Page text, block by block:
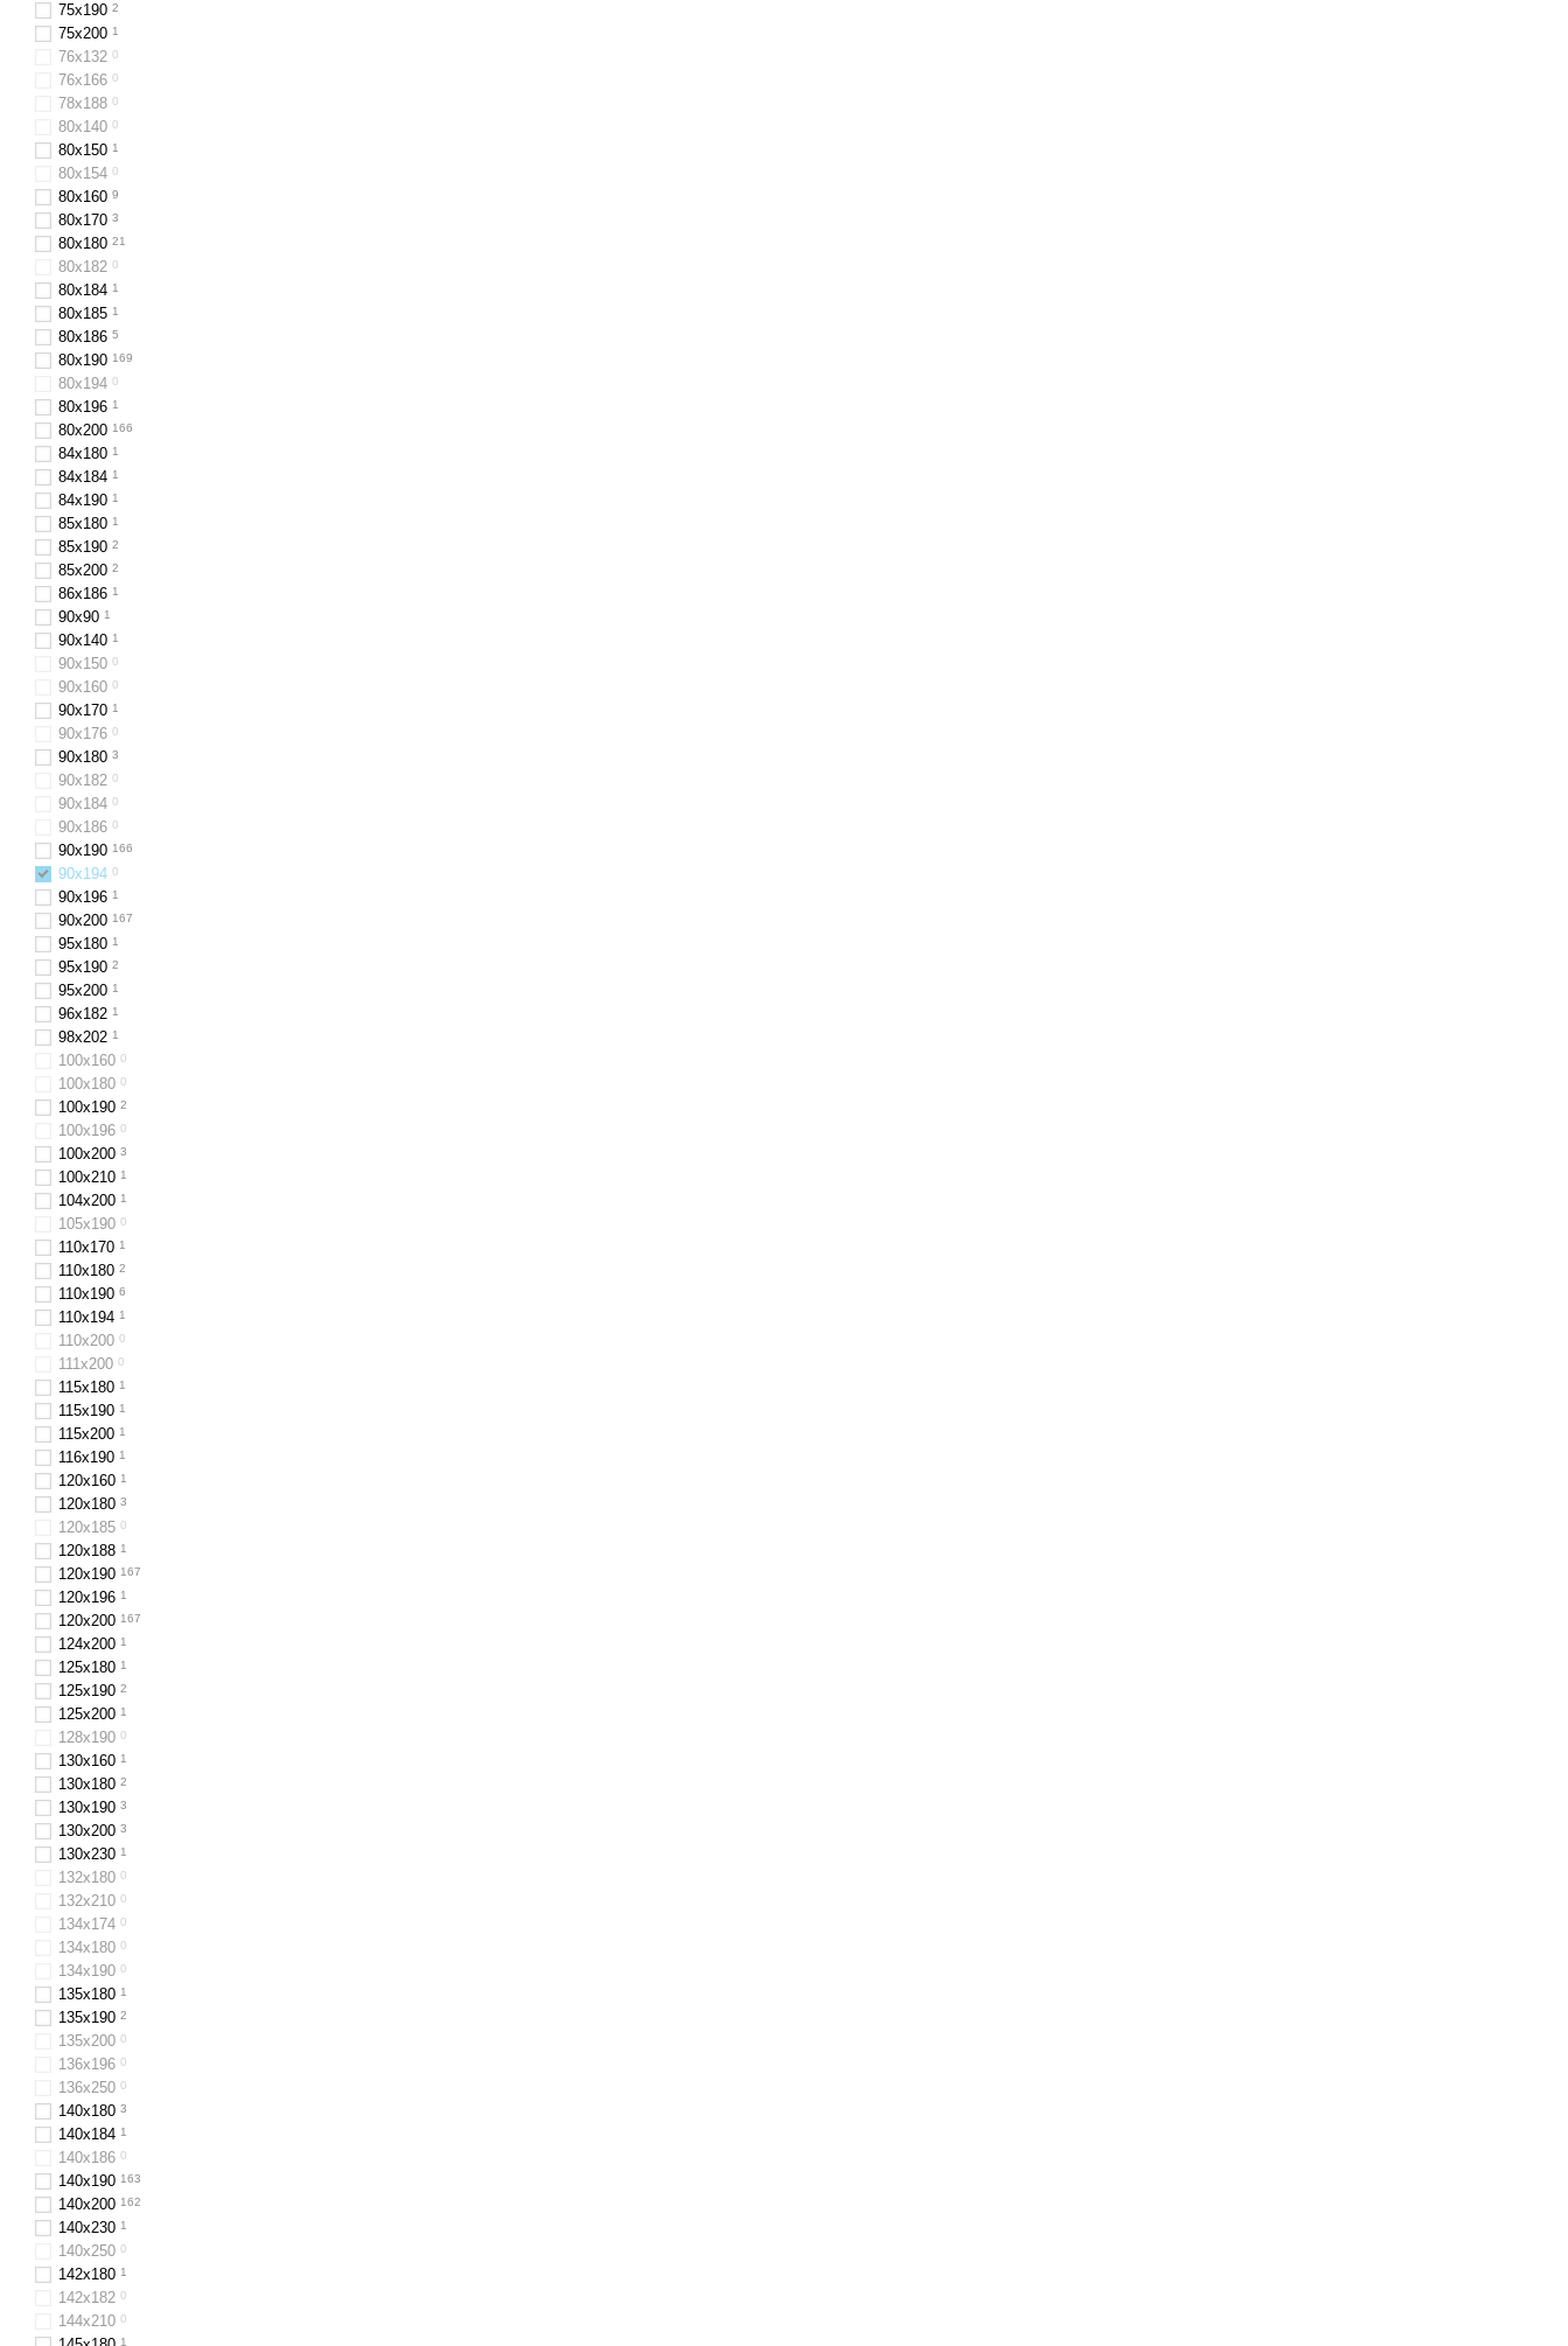
75х190 2
75х200 1
76x132 0
76x166 0
78х188 0
80х140 0
80x150 1
80х154 0
80х160 9
80x170 3
80х180 21
80х182 0
80х184 1
80х185 1
80x186 5
80x190 169
80х194 0
80х196 1
80x200 166
84х180 1
84x184 1
84х190 1
85х180 1
85х190 2
85х200 2
86х186 1
90х90 1
90х140 1
90x150 0
90x160 0
90х170 1
90х176 0
90x180 3
90х182 0
90х184 0
90x186 0
90x190 166
90х194 0
90x196 1
90x200 167
95х180 1
95х190 2
95х200 1
96х182 1
98х202 1
100x160 0
100х180 0
100х190 2
100х196 0
100x200 3
100х210 1
104x200 1
105х190 0
110х170 1
110x180 2
110x190 6
110x194 1
110х200 0
111x200 0
115х180 1
115х190 1
115х200 1
116x190 1
120x160 1
120x180 3
120x185 0
120х188 1
120x190 167
120х196 1
120x200 167
124x200 1
125х180 1
125х190 2
125х200 1
128x190 0
130х160 1
130x180 2
130х190 3
130x200 3
130x230 1
132x180 0
132х210 0
134х174 0
134х180 0
134х190 0
135х180 1
135х190 2
135х200 0
136х196 0
136x250 0
140х180 3
140х184 1
140х186 0
140x190 163
140x200 162
140x230 1
140x250 0
142x180 1
142х182 0
144х210 0
1